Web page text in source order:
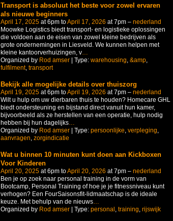
Transport is absoluut het beste voor zowel ervaren
als nieuwe beginners
April 17, 2025at 6pm toApril 17, 2026 at 7pm – nederland
Moowke Logistics biedt transport- en logistieke oplossingen
die voldoen aan de eisen van zowel kleine bedrijven als
grote ondernemingen in Liesveld. We kunnen helpen met
kleine kantoorverhuizingen, v…
Organized by Rod amser| Type: warehousing, &amp,
fulfilment, transport
Bekijk alle mogelijke details over thuiszorg
April 19, 2025at 6pm toApril 19, 2026 at 7pm – nederland
Wilt u hulp om uw dierbaren thuis te houden? Homecare GHL
biedt ondersteuning en bijstand direct vanuit hun kamer,
bijvoorbeeld als ze herstellen van een operatie, hulp nodig
hebben bij hun dagelijks…
Organized by Rod amser| Type: persoonlijke, verpleging,
aanvragen, zorgindicatie
Wat u binnen 10 minuten kunt doen aan Kickboxen
Voor Kinderen
April 20, 2025at 6pm toApril 20, 2026 at 7pm – nederland
Ben je op zoek naar personal training in de vorm van
Bootcamp, Personal Training of hoe je je fitnessniveau kunt
verhogen? Een FourSaisonsfit-lidmaatschap is de ideale
keuze. Met behulp van de nieuws…
Organized by Rod amser| Type: personal training rijswijk